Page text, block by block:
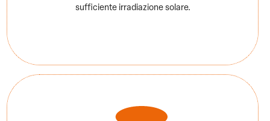
sufficiente irradiazione solare.